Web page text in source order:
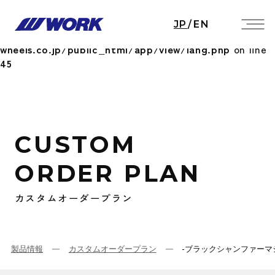
Notice: Undefined index: HTTP_ACCEPT_LANGUAGE
/home/workwheels/work-
wheels.co.jp/public_html/app/view/lang.php on line
45
JP / EN
CUSTOM
ORDER PLAN
カスタムオーダープラン
製品情報 カスタムオーダープラン -ブラックシャンファー